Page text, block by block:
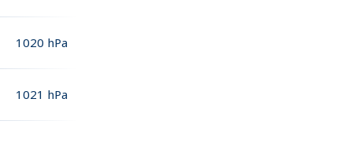
1020 hPa
1021 hPa